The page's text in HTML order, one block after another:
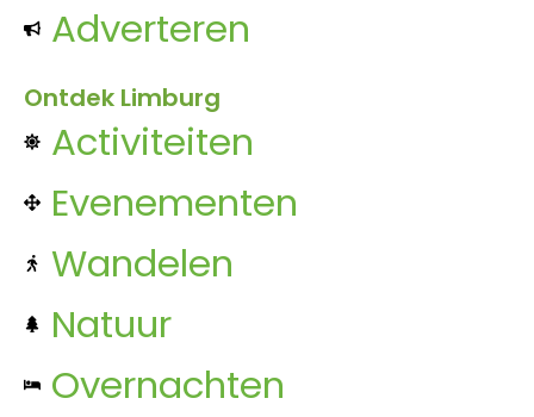
Adverteren
Ontdek Limburg
Activiteiten
Evenementen
Wandelen
Natuur
Overnachten